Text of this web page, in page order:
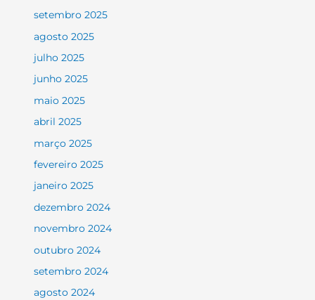
setembro 2025
agosto 2025
julho 2025
junho 2025
maio 2025
abril 2025
março 2025
fevereiro 2025
janeiro 2025
dezembro 2024
novembro 2024
outubro 2024
setembro 2024
agosto 2024